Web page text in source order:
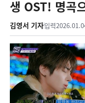
생 OST! 명곡
김영서 기자입력